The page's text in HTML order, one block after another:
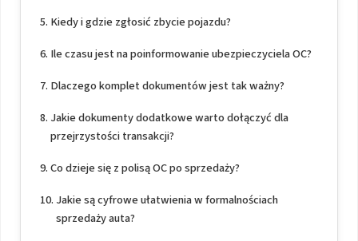
Kiedy i gdzie zgłosić zbycie pojazdu?
Ile czasu jest na poinformowanie ubezpieczyciela OC?
Dlaczego komplet dokumentów jest tak ważny?
Jakie dokumenty dodatkowe warto dołączyć dla
przejrzystości transakcji?
Co dzieje się z polisą OC po sprzedaży?
Jakie są cyfrowe ułatwienia w formalnościach
sprzedaży auta?